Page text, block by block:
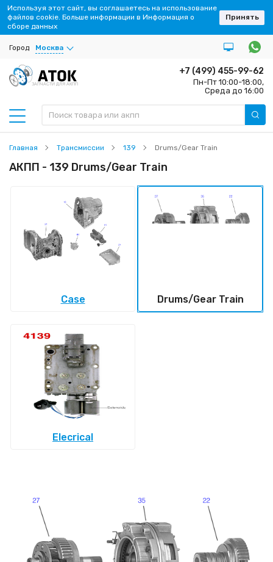
Город Москва
ЗАПЧАСТИ ДЛЯ АКПП
+7 (499) 455-99-62
Пн-Пт 10:00-18:00,
Среда до 16:00
Главная Трансмиссии 139 Drums/Gear Train
АКПП - 139 Drums/Gear Train
Case Drums/Gear Train
Elecrical
Используя этот сайт, вы соглашаетесь на использование
файлов cookie. Больше информации в Информация о
сборе данных
Принять